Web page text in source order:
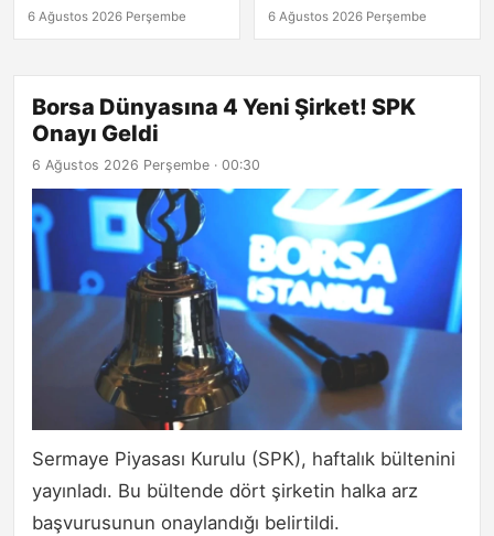
6 Ağustos 2026 Perşembe 6 Ağustos 2026 Perşembe
Borsa Dünyasına 4 Yeni Şirket! SPK
Onayı Geldi
6 Ağustos 2026 Perşembe · 00:30
Sermaye Piyasası Kurulu (SPK), haftalık bültenini
yayınladı. Bu bültende dört şirketin halka arz
başvurusunun onaylandığı belirtildi.